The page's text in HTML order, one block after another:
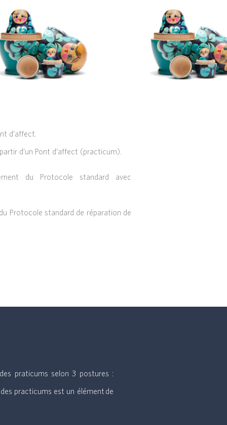
d’affect.
d’un Pont d’affect (practicum).
du Protocole standard avec
Protocole standard de réparation de
praticums selon 3 postures :
practicums est un élément de